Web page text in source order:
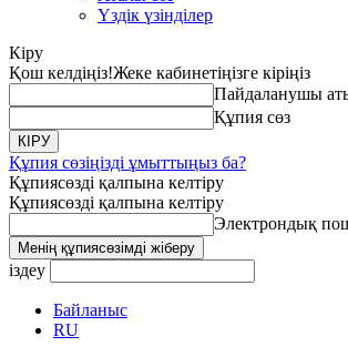
Үздік үзінділер
Кіру
Қош келдіңіз!Жеке кабинетіңізге кіріңіз
Пайдаланушы
Құпия сөз
Құпия сөзіңізді ұмыттыңыз ба?
Құпиясөзді қалпына келтіру
Құпиясөзді қалпына келтіру
Электрондық
іздеу
Байланыс
RU